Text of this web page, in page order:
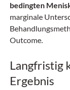
bedingten
marginale
Outcome.
Langfristig
Ergebnis